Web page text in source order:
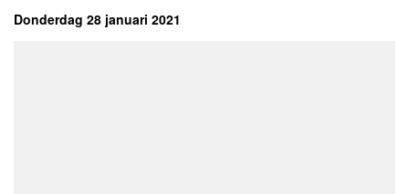
Donderdag 28 januari 2021